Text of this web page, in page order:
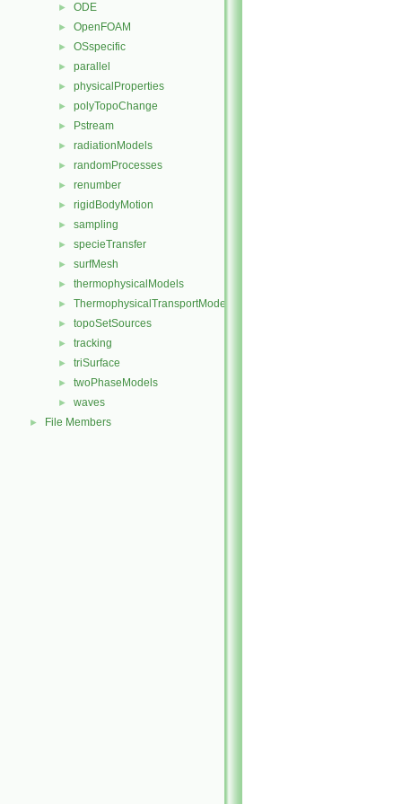
► ODE
► OpenFOAM
► OSspecific
► parallel
► physicalProperties
► polyTopoChange
► Pstream
► radiationModels
► randomProcesses
► renumber
► rigidBodyMotion
► sampling
► specieTransfer
► surfMesh
► thermophysicalModels
► ThermophysicalTransportModels
► topoSetSources
► tracking
► triSurface
► twoPhaseModels
► waves
► File Members